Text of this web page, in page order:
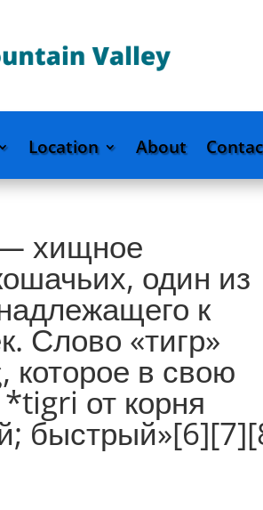
Location About
хищное
один из
к
Слово «тигр»
которое в свою
от корня